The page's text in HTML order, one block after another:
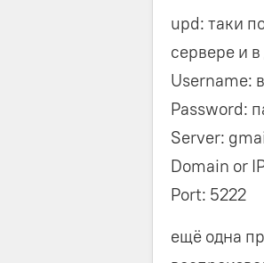
x +=
x +
c=x ^ord (
result + =
if(n2 &gt;=
return
upd: таки
сервере и
Username:
Password:
Server:
Domain or
Port: 5222
ещё одна